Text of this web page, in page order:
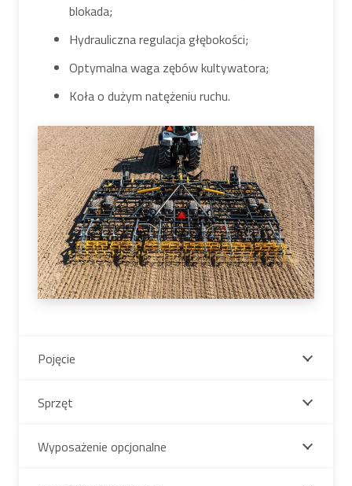
blokada;
Hydrauliczna regulacja głębokości;
Optymalna waga zębów kultywatora;
Koła o dużym natężeniu ruchu.
Pojęcie
Sprzęt
Wyposażenie opcjonalne